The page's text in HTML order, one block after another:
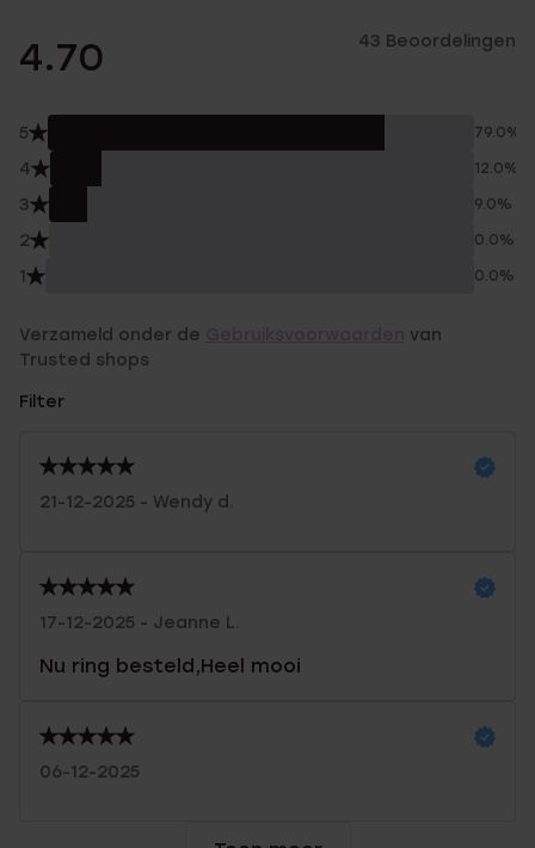
4.70 43 Beoordelingen
5 79.0%
4 12.0%
3 9.0%
2 0.0%
1 0.0%
Verzameld onder de
van
Trusted shops
Filter
21-12-2025 - Wendy d.
17-12-2025 - Jeanne L.
Nu ring besteld,Heel mooi
06-12-2025